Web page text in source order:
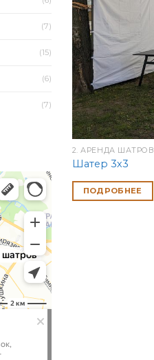
(7)
(15)
(6)
(7)
2. АРЕНДА ШАТРОВ
Шатер 3х3
ПОДРОБНЕЕ